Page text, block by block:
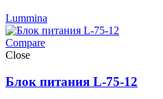
Lummina
Compare
Close
Блок питания L-75-12